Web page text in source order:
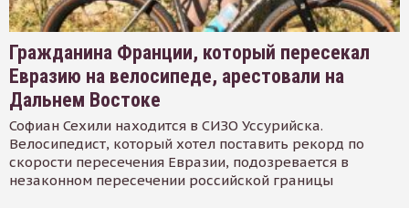
Гражданина Франции, который пересекал
Евразию на велосипеде, арестовали на
Дальнем Востоке
Софиан Сехили находится в СИЗО Уссурийска.
Велосипедист, который хотел поставить рекорд по
скорости пересечения Евразии, подозревается в
незаконном пересечении российской границы